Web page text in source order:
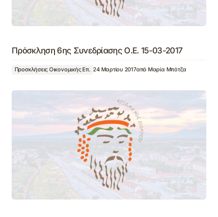
Πρόσκληση 6ης Συνεδρίασης Ο.Ε. 15-03-2017
Προσκλήσεις Οικονομικής Επ. 24 Μαρτίου 2017από Μαρία Μπότζα